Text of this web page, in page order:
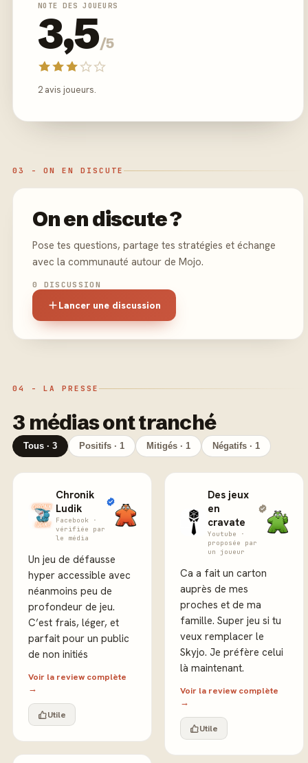
NOTE DES JOUEURS
3,5/5
2 avis joueurs.
03 - ON EN DISCUTE
On en discute ?
Pose tes questions, partage tes stratégies et échange
avec la communauté autour de Mojo.
0 DISCUSSION
Lancer une discussion
04 - LA PRESSE
3 médias ont tranché
Tous · 3 Positifs · 1 Mitigés · 1 Négatifs · 1
Chronik
Ludik
Facebook ·
vérifiée par
le média
Un jeu de défausse
hyper accessible avec
néanmoins peu de
profondeur de jeu.
C’est frais, léger, et
parfait pour un public
de non initiés
Voir la review complète
→
Utile
Des jeux
en
cravate
Youtube ·
proposée par
un joueur
Ca a fait un carton
auprès de mes
proches et de ma
famille. Super jeu si tu
veux remplacer le
Skyjo. Je préfère celui
là maintenant.
Voir la review complète
→
Utile